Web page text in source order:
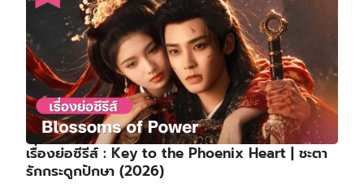
เรื่องย่อซีรีส์ : Key to the Phoenix Heart | ชะตา
รักกระดูกปักษา (2026)